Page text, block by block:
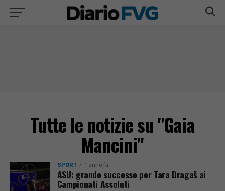
Tutte le notizie su "Gaia
Mancini"
SPORT 1 anno fa
ASU: grande successo per Tara Dragaš ai
Campionati Assoluti